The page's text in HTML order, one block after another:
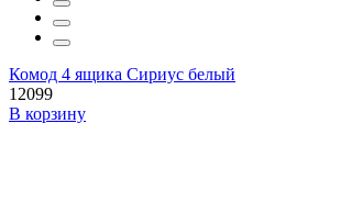
Комод 4 ящика Сириус белый
12099
В корзину